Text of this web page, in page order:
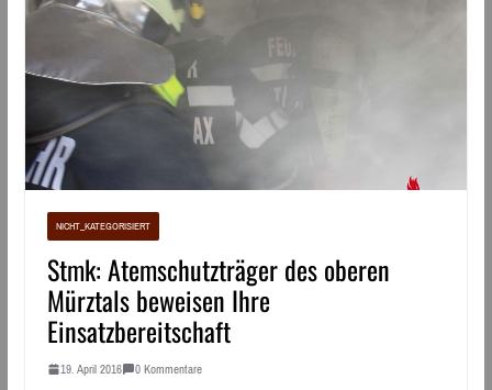
NICHT_KATEGORISIERT
Stmk: Atemschutzträger des oberen
Mürztals beweisen Ihre
Einsatzbereitschaft
19. April 2016 0 Kommentare